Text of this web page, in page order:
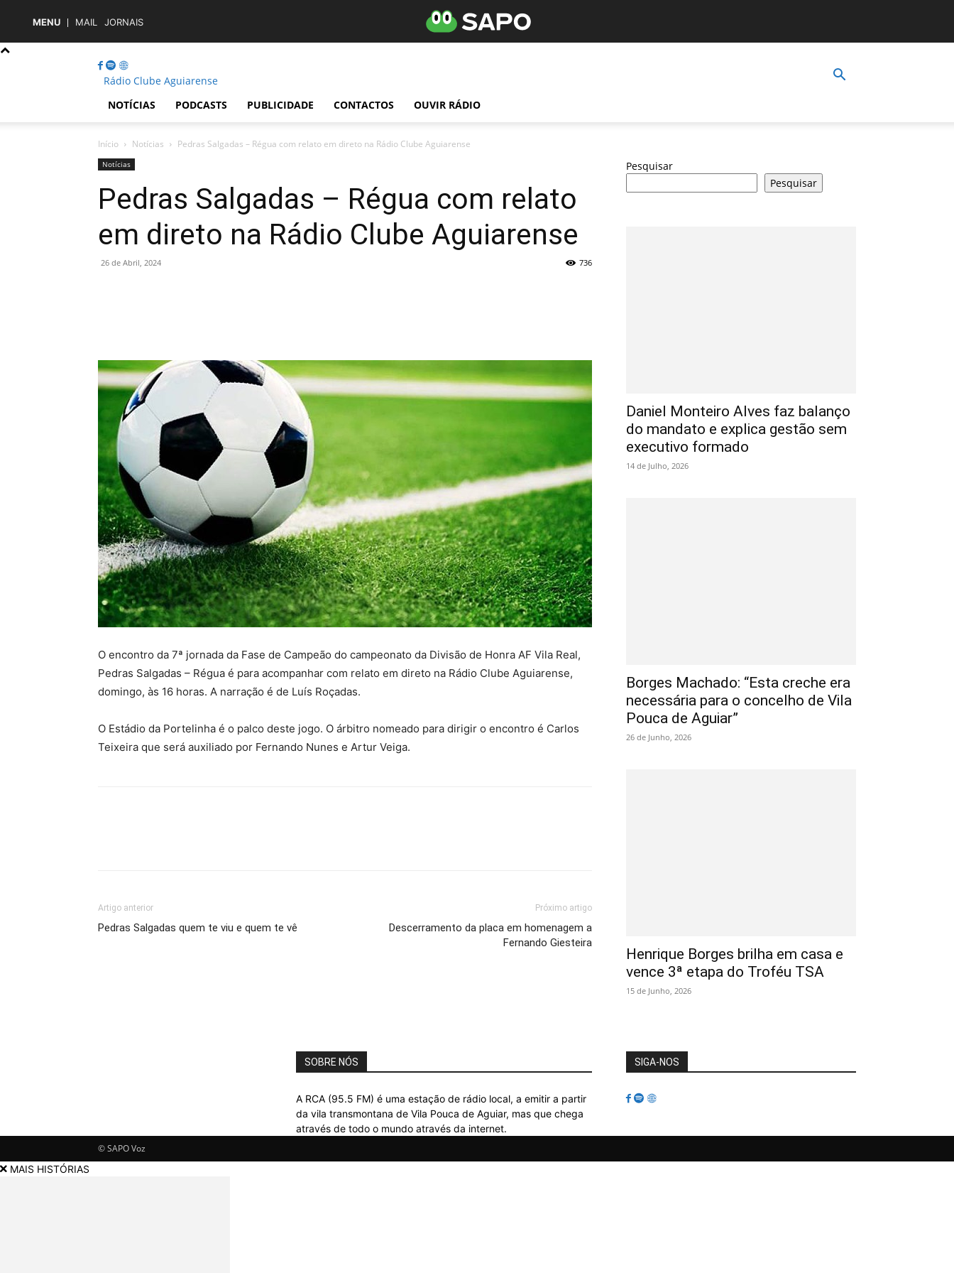
MENU MAIL JORNAIS
Rádio Clube Aguiarense
NOTÍCIAS
PODCASTS PUBLICIDADE CONTACTOS OUVIR RÁDIO
Início Notícias Pedras Salgadas – Régua com relato em direto na Rádio Clube Aguiarense
Notícias
Pedras Salgadas – Régua com relato
em direto na Rádio Clube Aguiarense
26 de Abril, 2024 736
O encontro da 7ª jornada da Fase de Campeão do campeonato da Divisão de Honra AF Vila Real,
Pedras Salgadas – Régua é para acompanhar com relato em direto na Rádio Clube Aguiarense,
domingo, às 16 horas. A narração é de Luís Roçadas.
O Estádio da Portelinha é o palco deste jogo. O árbitro nomeado para dirigir o encontro é Carlos
Teixeira que será auxiliado por Fernando Nunes e Artur Veiga.
Artigo anterior
Pedras Salgadas quem te viu e quem te vê
Próximo artigo
Descerramento da placa em homenagem a
Fernando Giesteira
Pesquisar
Pesquisar
Daniel Monteiro Alves faz balanço
do mandato e explica gestão sem
executivo formado
14 de Julho, 2026
Borges Machado: “Esta creche era
necessária para o concelho de Vila
Pouca de Aguiar”
26 de Junho, 2026
Henrique Borges brilha em casa e
vence 3ª etapa do Troféu TSA
15 de Junho, 2026
SOBRE NÓS
A RCA (95.5 FM) é uma estação de rádio local, a emitir a partir
da vila transmontana de Vila Pouca de Aguiar, mas que chega
através de todo o mundo através da internet.
SIGA-NOS
© SAPO Voz
MAIS HISTÓRIAS